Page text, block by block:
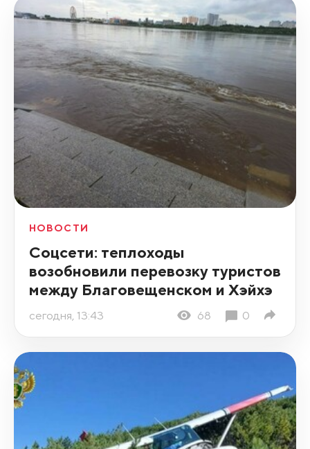
НОВОСТИ
Соцсети: теплоходы
возобновили перевозку туристов
между Благовещенском и Хэйхэ
сегодня, 13:43 68 0